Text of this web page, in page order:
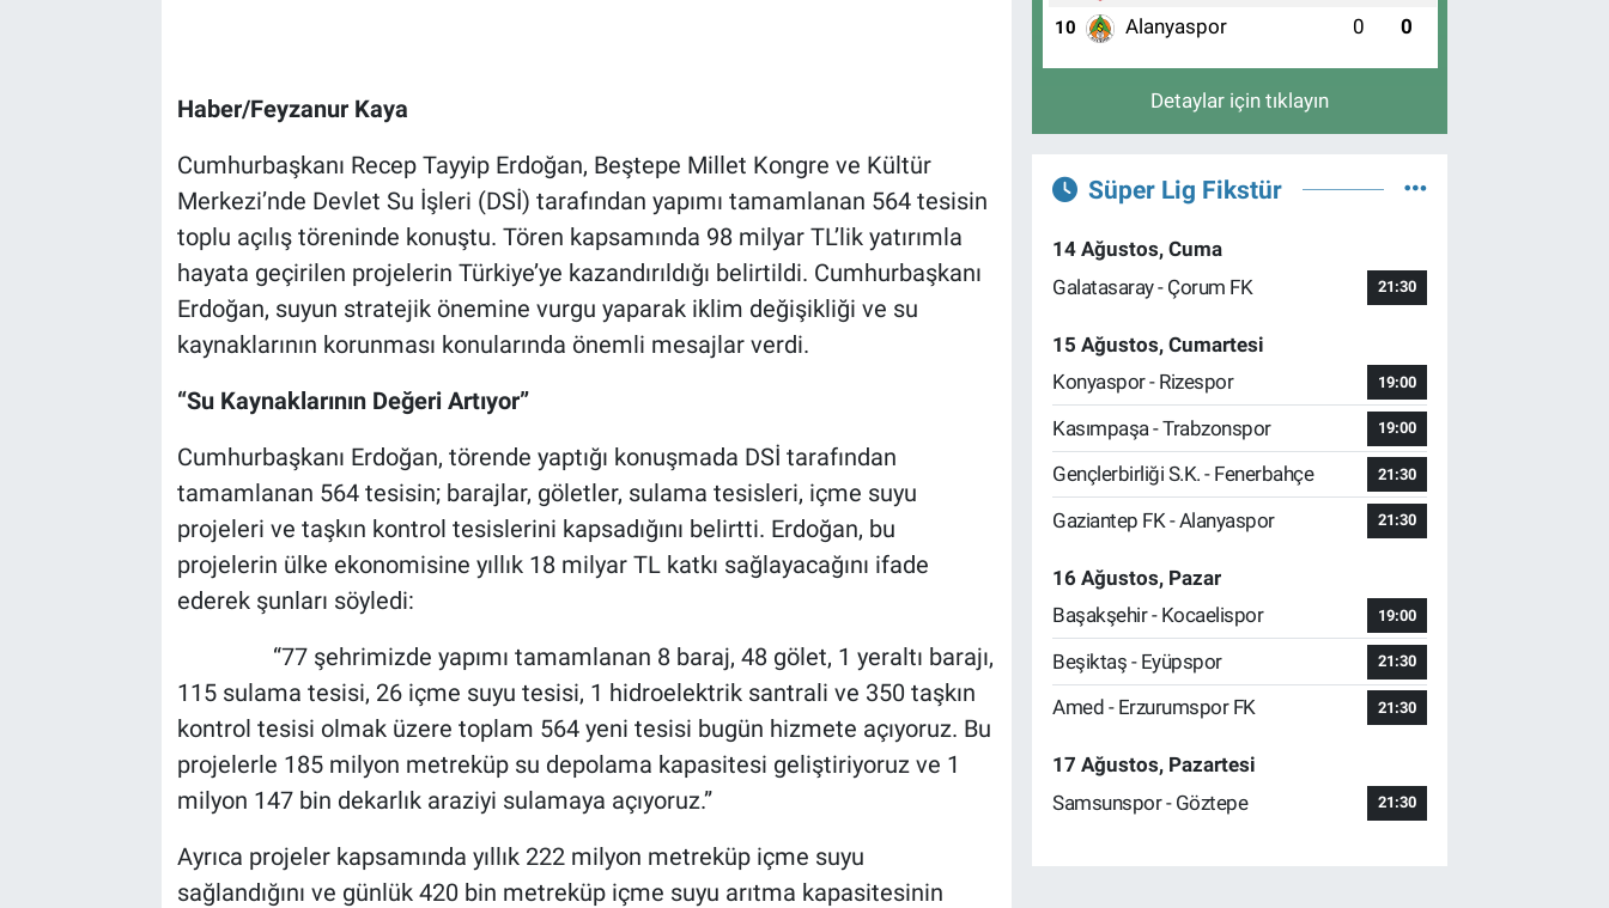
Haber/Feyzanur Kaya
Cumhurbaşkanı Recep Tayyip Erdoğan, Beştepe Millet Kongre ve Kültür
Merkezi’nde Devlet Su İşleri (DSİ) tarafından yapımı tamamlanan 564 tesisin
toplu açılış töreninde konuştu. Tören kapsamında 98 milyar TL’lik yatırımla
hayata geçirilen projelerin Türkiye’ye kazandırıldığı belirtildi. Cumhurbaşkanı
Erdoğan, suyun stratejik önemine vurgu yaparak iklim değişikliği ve su
kaynaklarının korunması konularında önemli mesajlar verdi.
“Su Kaynaklarının Değeri Artıyor”
Cumhurbaşkanı Erdoğan, törende yaptığı konuşmada DSİ tarafından
tamamlanan 564 tesisin; barajlar, göletler, sulama tesisleri, içme suyu
projeleri ve taşkın kontrol tesislerini kapsadığını belirtti. Erdoğan, bu
projelerin ülke ekonomisine yıllık 18 milyar TL katkı sağlayacağını ifade
ederek şunları söyledi:
“77 şehrimizde yapımı tamamlanan 8 baraj, 48 gölet, 1 yeraltı barajı,
115 sulama tesisi, 26 içme suyu tesisi, 1 hidroelektrik santrali ve 350 taşkın
kontrol tesisi olmak üzere toplam 564 yeni tesisi bugün hizmete açıyoruz. Bu
projelerle 185 milyon metreküp su depolama kapasitesi geliştiriyoruz ve 1
milyon 147 bin dekarlık araziyi sulamaya açıyoruz.”
Ayrıca projeler kapsamında yıllık 222 milyon metreküp içme suyu
sağlandığını ve günlük 420 bin metreküp içme suyu arıtma kapasitesinin
10 Alanyaspor 0 0
Detaylar için tıklayın
Süper Lig Fikstür
14 Ağustos, Cuma
Galatasaray - Çorum FK
21:30
15 Ağustos, Cumartesi
Konyaspor - Rizespor
19:00
Kasımpaşa - Trabzonspor 19:00
Gençlerbirliği S.K. - Fenerbahçe 21:30
Gaziantep FK - Alanyaspor 21:30
16 Ağustos, Pazar
Başakşehir - Kocaelispor
19:00
Beşiktaş - Eyüpspor 21:30
Amed - Erzurumspor FK 21:30
17 Ağustos, Pazartesi
Samsunspor - Göztepe
21:30